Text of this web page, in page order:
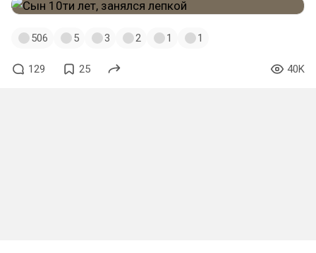
506 5 3 2 1 1
129 25 40K